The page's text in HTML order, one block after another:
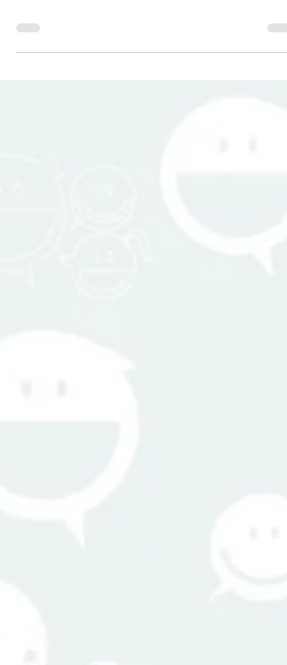
competitivas e lucrativas no mercado.
Muitas vezes, essas empresas...